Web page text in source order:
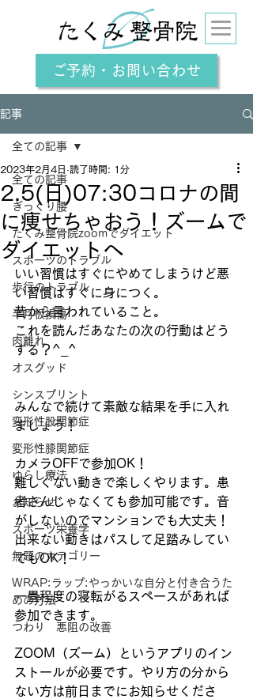
ご予約・お問い合わせ
記事
全ての記事
ぎっくり腰
たくみ整骨院zoomでダイエット
スポーツのトラブル
歩行のトラブル
半月板損傷
肉離れ
オスグッド
シンスプリント
変形性股関節症
変形性膝関節症
ゆらし療法
お知らせ
スポーツ栄養学
無題のカテゴリー
WRAP:ラップ:やっかいな自分と付き合うた
めの方法
つわり 悪阻の改善
全ての記事
2.5(日)07:30コロナの間
に痩せちゃおう！ズームで
ダイエットへ
2023年2月4日 読了時間: 1分
いい習慣はすぐにやめてしまうけど悪
い習慣はすぐに身につく。
昔から言われていること。
これを読んだあなたの次の行動はどう
する？^_^
みんなで続けて素敵な結果を手に入れ
ましょう！
カメラOFFで参加OK！
難しくない動きで楽しくやります。患
者さんじゃなくても参加可能です。音
がしないのでマンションでも大丈夫！
出来ない動きはパスして足踏みしてい
てもOK！
一畳程度の寝転がるスペースがあれば
参加できます。
ZOOM（ズーム）というアプリのイン
ストールが必要です。やり方の分から
ない方は前日までにお知らせくださ